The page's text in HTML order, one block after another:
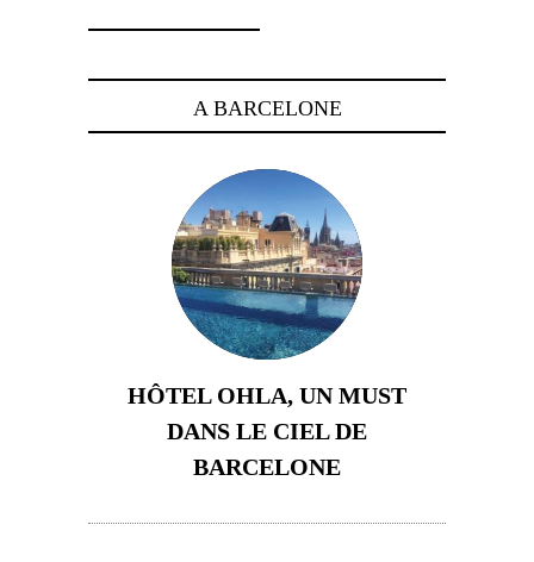
A BARCELONE
HÔTEL OHLA, UN MUST
DANS LE CIEL DE
BARCELONE